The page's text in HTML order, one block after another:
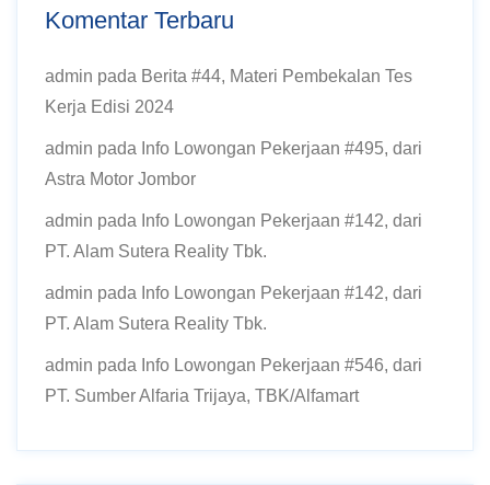
Komentar Terbaru
admin pada Berita #44, Materi Pembekalan Tes
Kerja Edisi 2024
admin pada Info Lowongan Pekerjaan #495, dari
Astra Motor Jombor
admin pada Info Lowongan Pekerjaan #142, dari
PT. Alam Sutera Reality Tbk.
admin pada Info Lowongan Pekerjaan #142, dari
PT. Alam Sutera Reality Tbk.
admin pada Info Lowongan Pekerjaan #546, dari
PT. Sumber Alfaria Trijaya, TBK/Alfamart